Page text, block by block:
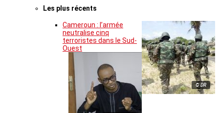
Les plus récents
© DR
Cameroun : l’armée
neutralise cinq
terroristes dans le Sud-
Ouest